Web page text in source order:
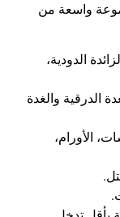
واسعة من
الزائدة الدودية،
الدرقية والغدة
، الأورام،
.
.